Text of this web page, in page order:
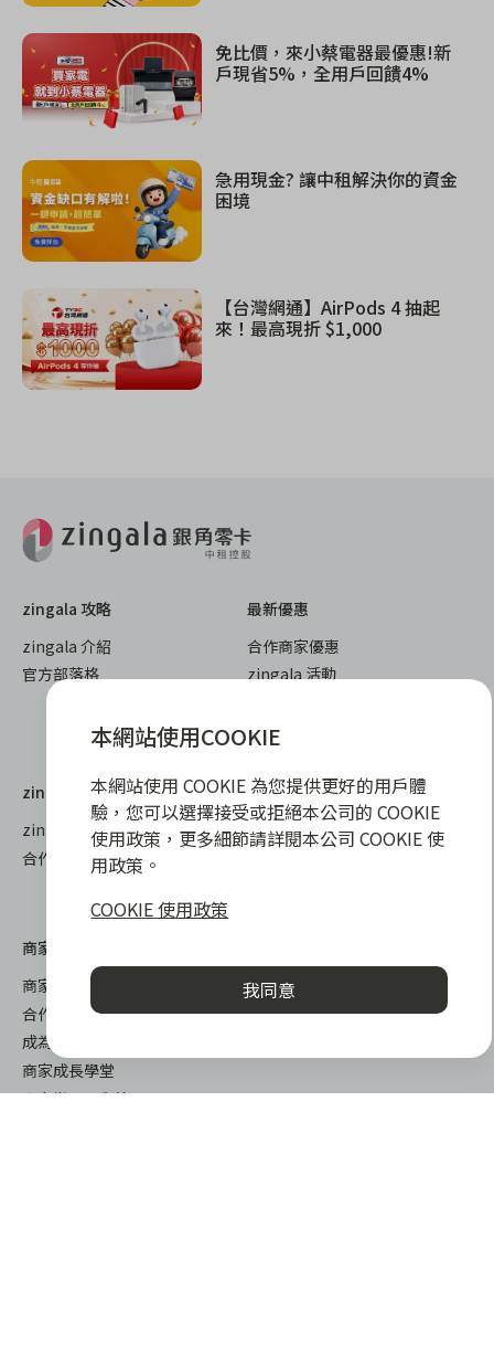
免比價，來小蔡電器最優惠!新
戶現省5%，全用戶回饋4%
急用現金? 讓中租解決你的資金
困境
【台灣網通】AirPods 4 抽起
來！最高現折 $1,000
zingala 攻略
zingala 介紹
官方部落格
最新優惠
合作商家優惠
zingala 活動
已結束活動
zingala 購物
zingala 購物
合作品牌商家
教學指南
全部教學
商家專區
商家合作優勢
合作方案及加值服務
成為 zingala 合作商家
商家成長學堂
商家常見問與答
本網站使用COOKIE
本網站使用 COOKIE 為您提供更好的用戶體
驗，您可以選擇接受或拒絕本公司的 COOKIE
使用政策，更多細節請詳閱本公司 COOKIE 使
用政策。
COOKIE 使用政策
我同意